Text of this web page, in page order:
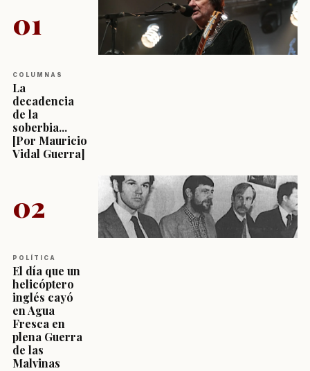
01
COLUMNAS
La
decadencia
de la
soberbia...
[Por Mauricio
Vidal Guerra]
02
POLÍTICA
El día que un
helicóptero
inglés cayó
en Agua
Fresca en
plena Guerra
de las
Malvinas